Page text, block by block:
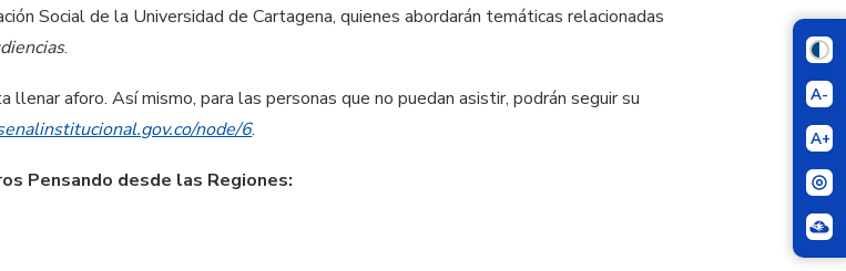
A-
A+
Social de la Universidad de Cartagena, quienes abordarán temáticas relacionadas
.
aforo. Así mismo, para las personas que no puedan asistir, podrán seguir su
node/6.
Pensando desde las Regiones: